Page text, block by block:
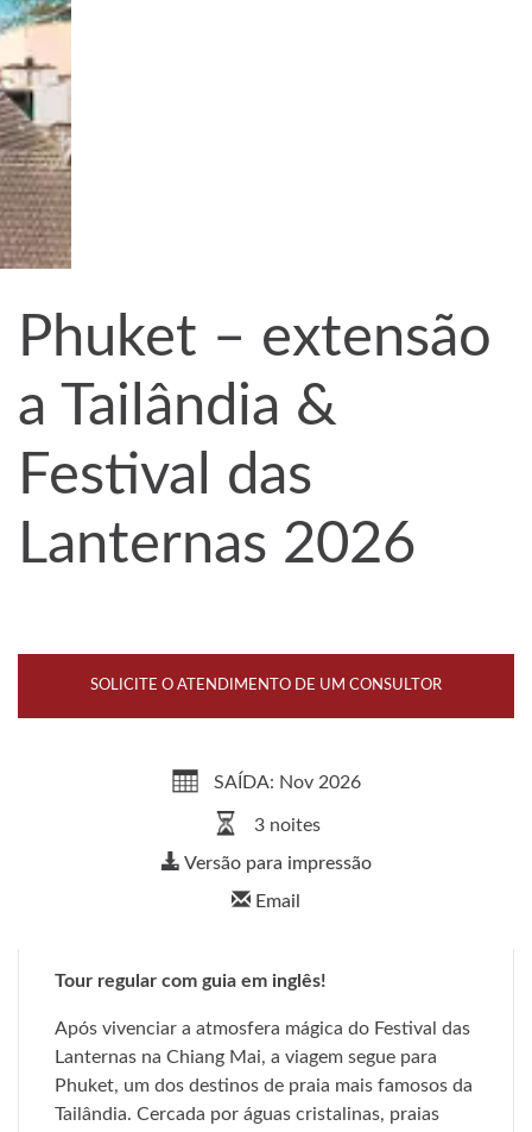
Phuket – extensão
a Tailândia &
Festival das
Lanternas 2026
SOLICITE O ATENDIMENTO DE UM CONSULTOR
SAÍDA: Nov 2026
3 noites
Versão para impressão
Email
Tour regular com guia em inglês!
Após vivenciar a atmosfera mágica do Festival das
Lanternas na Chiang Mai, a viagem segue para
Phuket, um dos destinos de praia mais famosos da
Tailândia. Cercada por águas cristalinas, praias